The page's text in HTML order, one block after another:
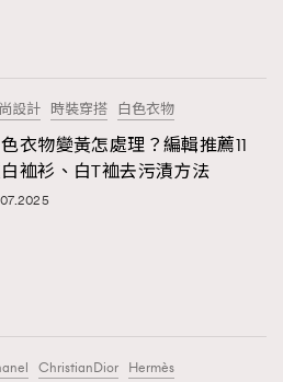
1
致敬
裝心理學
劇日常 334
漢娜Hanna與Takuro｜模特
情侶談愛情
設計 時裝穿搭 白色衣物
衣物變黃怎處理？編輯推薦11
裇衫、白T裇去污漬方法
ChristianDior Hermès